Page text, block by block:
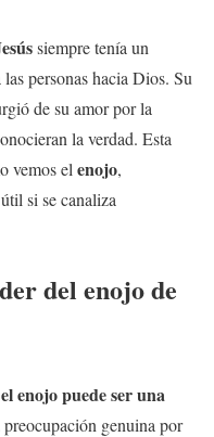
siempre tenía un
personas hacia Dios. Su
de su amor por la
la verdad. Esta
vemos el enojo,
si se canaliza
del enojode
elenojopuede ser una
genuina por